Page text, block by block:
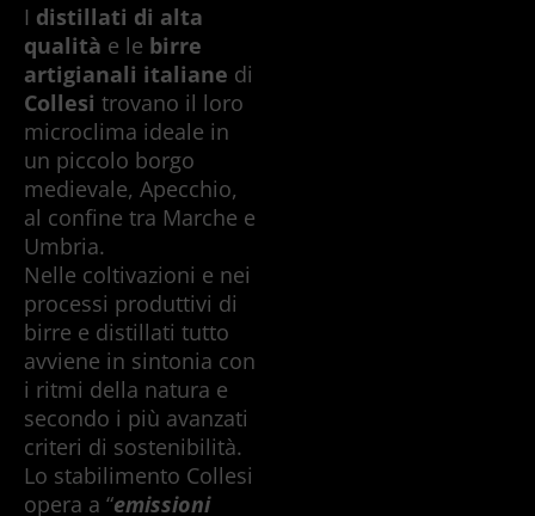
I distillati di alta
qualità e le birre
artigianali italiane di
Collesi trovano il loro
microclima ideale in
un piccolo borgo
medievale, Apecchio,
al confine tra Marche e
Umbria.
Nelle coltivazioni e nei
processi produttivi di
birre e distillati tutto
avviene in sintonia con
i ritmi della natura e
secondo i più avanzati
criteri di sostenibilità.
Lo stabilimento Collesi
opera a “emissioni